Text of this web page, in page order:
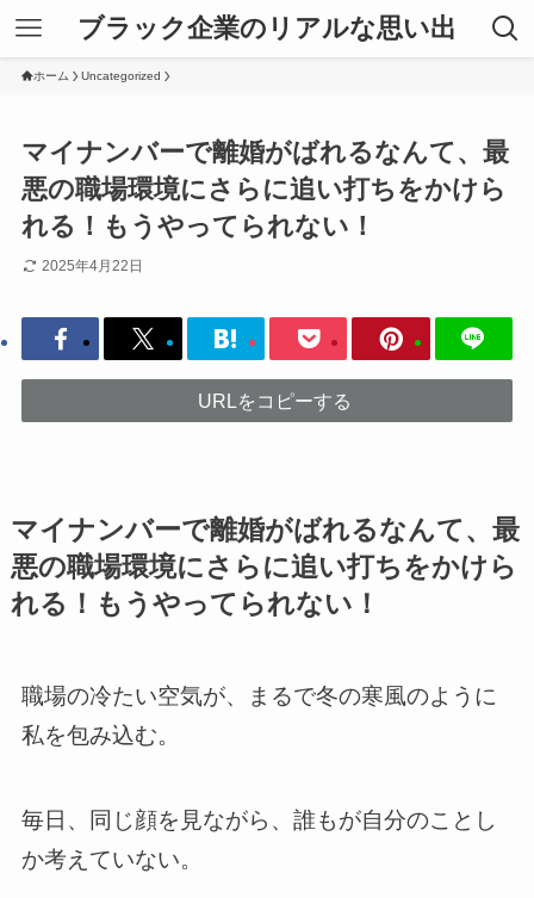
ブラック企業のリアルな思い出
ホーム Uncategorized
マイナンバーで離婚がばれるなんて、最
悪の職場環境にさらに追い打ちをかけら
れる！もうやってられない！
2025年4月22日
URLをコピーする
マイナンバーで離婚がばれるなんて、最
悪の職場環境にさらに追い打ちをかけら
れる！もうやってられない！
職場の冷たい空気が、まるで冬の寒風のように
私を包み込む。
毎日、同じ顔を見ながら、誰もが自分のことし
か考えていない。